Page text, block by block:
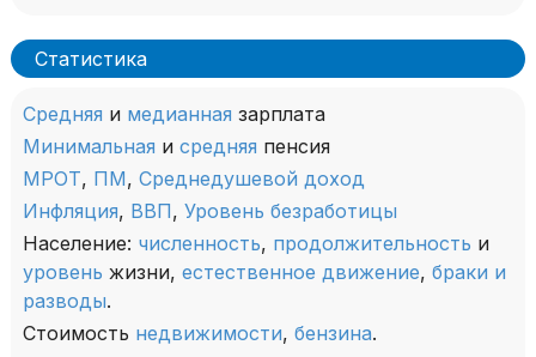
Статистика
Средняя и медианная зарплата
Минимальная и средняя пенсия
МРОТ, ПМ, Среднедушевой доход
Инфляция, ВВП, Уровень безработицы
Население: численность, продолжительность и
уровень жизни, естественное движение, браки и
разводы.
Стоимость недвижимости, бензина.